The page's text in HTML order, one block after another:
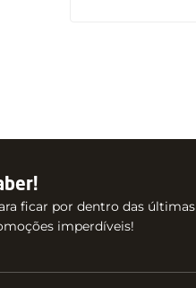
ficar por dentro das últimas
imperdíveis!